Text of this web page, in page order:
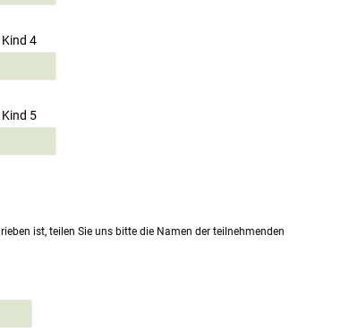
4
5
ist, teilen Sie uns bitte die Namen der teilnehmenden